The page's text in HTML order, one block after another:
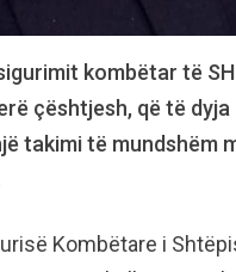
kombëtar të
çështjesh, që të
takimi të mundshëm
Kombëtare i